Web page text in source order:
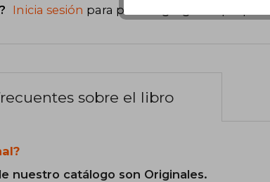
Inicia sesión para poder agregar tu propia
sobre el libro
nuestro catálogo son Originales.